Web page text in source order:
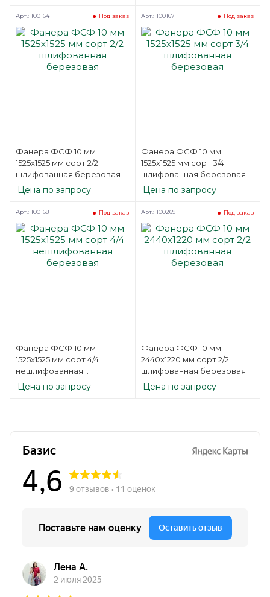
Фанера ФСФ 10 мм
1525х1525 мм сорт 2/2
шлифованная березовая
Под заказ
Арт.: 100164
Цена по запросу
Фанера ФСФ 10 мм
1525х1525 мм сорт 3/4
шлифованная березовая
Под заказ
Арт.: 100167
Цена по запросу
Фанера ФСФ 10 мм
1525х1525 мм сорт 4/4
нешлифованная
березовая
Под заказ
Арт.: 100168
Цена по запросу
Фанера ФСФ 10 мм
2440х1220 мм сорт 2/2
шлифованная березовая
Под заказ
Арт.: 100269
Цена по запросу